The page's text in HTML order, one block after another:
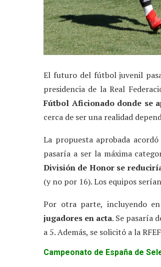
El futuro del fútbol juvenil
presidencia de la Real
Fútbol Aficionado donde se
cerca de ser una realidad
La propuesta aprobada
pasaría a ser la máxima
División de Honor se
(y no por 16). Los equipos
Por otra parte, incluyendo
jugadores en acta. Se pasaría
a 5. Además, se solicitó a la
Campeonato de España de